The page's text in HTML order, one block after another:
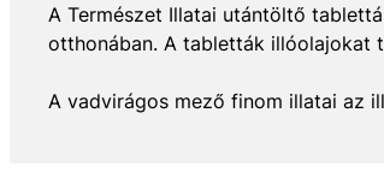
A Természet Illatai utántöltő
otthonában. A tabletták illóolajokat
A vadvirágos mező finom illatai az